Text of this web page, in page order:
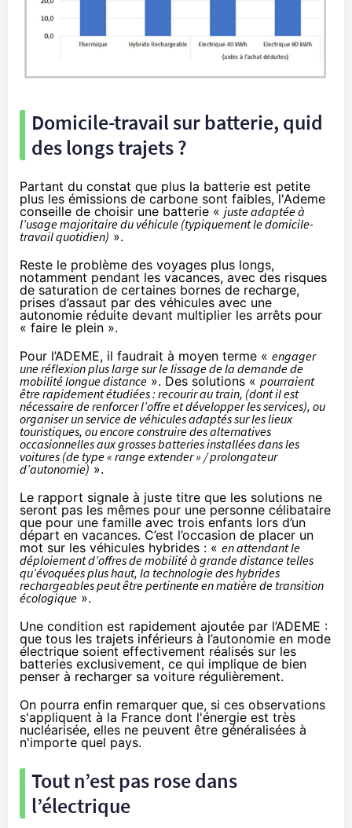
Domicile-travail sur batterie, quid
des longs trajets ?
Partant du constat que plus la batterie est petite
plus les émissions de carbone sont faibles, l'Ademe
conseille de choisir une batterie « juste adaptée à
l’usage majoritaire du véhicule (typiquement le domicile-
travail quotidien) ».
Reste le problème des voyages plus longs,
notamment pendant les vacances, avec des risques
de saturation de certaines bornes de recharge,
prises d’assaut par des véhicules avec une
autonomie réduite devant multiplier les arrêts pour
« faire le plein ».
Pour l’ADEME, il faudrait à moyen terme « engager
une réflexion plus large sur le lissage de la demande de
mobilité longue distance ». Des solutions « pourraient
être rapidement étudiées : recourir au train, (dont il est
nécessaire de renforcer l’offre et développer les services), ou
organiser un service de véhicules adaptés sur les lieux
touristiques, ou encore construire des alternatives
occasionnelles aux grosses batteries installées dans les
voitures (de type « range extender » / prolongateur
d’autonomie) ».
Le rapport signale à juste titre que les solutions ne
seront pas les mêmes pour une personne célibataire
que pour une famille avec trois enfants lors d’un
départ en vacances. C’est l’occasion de placer un
mot sur les véhicules hybrides : « en attendant le
déploiement d’offres de mobilité à grande distance telles
qu’évoquées plus haut, la technologie des hybrides
rechargeables peut être pertinente en matière de transition
écologique ».
Une condition est rapidement ajoutée par l’ADEME :
que tous les trajets inférieurs à l’autonomie en mode
électrique soient effectivement réalisés sur les
batteries exclusivement, ce qui implique de bien
penser à recharger sa voiture régulièrement.
On pourra enfin remarquer que, si ces observations
s'appliquent à la France dont l'énergie est très
nucléarisée, elles ne peuvent être généralisées à
n'importe quel pays.
Tout n’est pas rose dans
l’électrique